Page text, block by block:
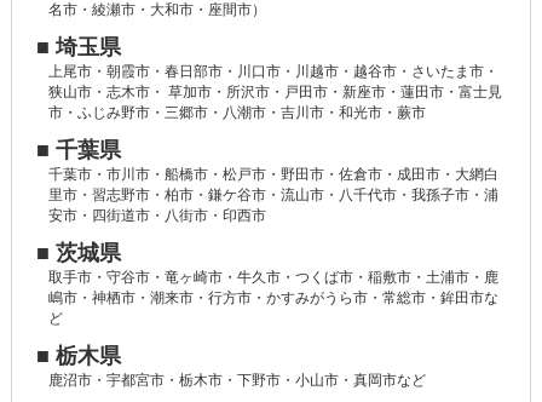
名市・綾瀬市・大和市・座間市）
■ 埼玉県
上尾市・朝霞市・春日部市・川口市・川越市・越谷市・さいたま市・
狭山市・志木市・ 草加市・所沢市・戸田市・新座市・蓮田市・富士見
市・ふじみ野市・三郷市・八潮市・吉川市・和光市・蕨市
■ 千葉県
千葉市・市川市・船橋市・松戸市・野田市・佐倉市・成田市・大網白
里市・習志野市・柏市・鎌ケ谷市・流山市・八千代市・我孫子市・浦
安市・四街道市・八街市・印西市
■ 茨城県
取手市・守谷市・竜ヶ崎市・牛久市・つくば市・稲敷市・土浦市・鹿
嶋市・神栖市・潮来市・行方市・かすみがうら市・常総市・鉾田市な
ど
■ 栃木県
鹿沼市・宇都宮市・栃木市・下野市・小山市・真岡市など